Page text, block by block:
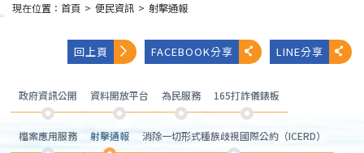
:::
現在位置： 首頁 > 便民資訊 > 射擊通報
回上頁 FACEBOOK分享 LINE分享
政府資訊公開 資料開放平台 為民服務 165打詐儀錶板
檔案應用服務 射擊通報 消除一切形式種族歧視國際公約（ICERD）